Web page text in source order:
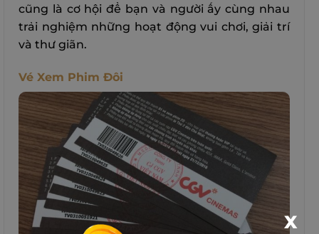
cũng là cơ hội để bạn và người ấy cùng nhau
trải nghiệm những hoạt động vui chơi, giải trí
và thư giãn.
Vé Xem Phim Đôi
X